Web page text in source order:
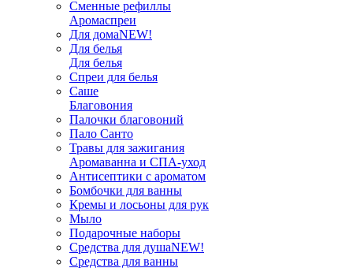
Сменные рефиллы
Аромаспреи
Для домаNEW!
Для белья
Для белья
Спреи для белья
Саше
Благовония
Палочки благовоний
Пало Санто
Травы для зажигания
Аромаванна и СПА-уход
Антисептики с ароматом
Бомбочки для ванны
Кремы и лосьоны для рук
Мыло
Подарочные наборы
Средства для душаNEW!
Средства для ванны